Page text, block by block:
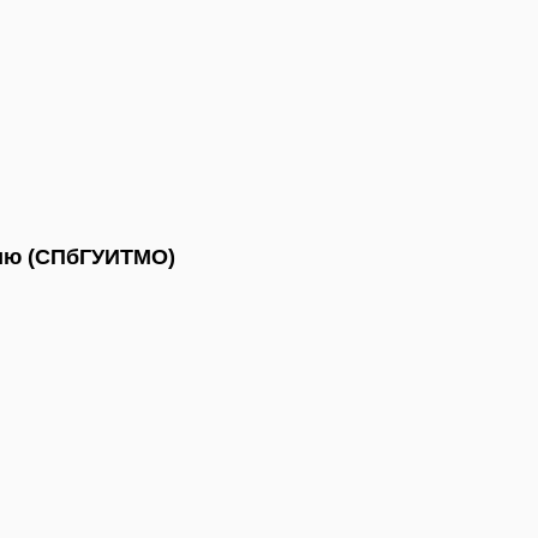
(СПбГУИТМО)